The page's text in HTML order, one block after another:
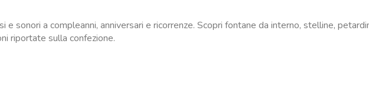
sonori a compleanni, anniversari e ricorrenze. Scopri fontane da interno, stelline,
riportate sulla confezione.